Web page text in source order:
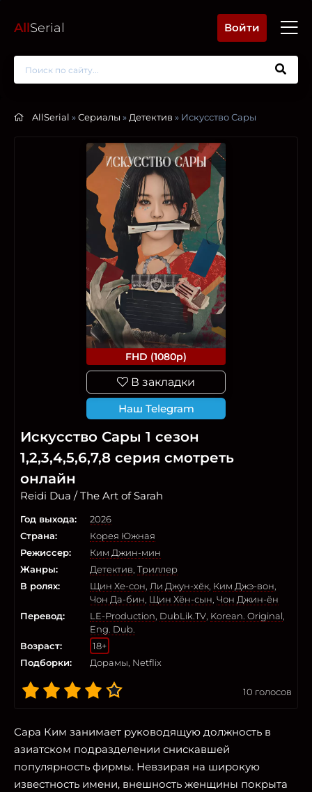
AllSerial Войти
AllSerial »Сериалы » Детектив » Искусство Сары
FHD (1080p)
В закладки
Наш Telegram
Искусство Сары 1 сезон
1,2,3,4,5,6,7,8 серия смотреть
онлайн
Reidi Dua / The Art of Sarah
Год выхода:
2026
Страна:
Корея Южная
Режиссер:
Ким Джин-мин
Жанры:
Детектив Триллер
В ролях:
Щин Хе-сон Ли Джун-хёк Ким Джэ-вон
Чон Да-бин Щин Хён-сын Чон Джин-ён
Перевод:
LE-Production DubLik.TV Korean. Original
Eng. Dub.
Возраст:
18+
Подборки:
Дорамы, Netflix
10 голосов
Сара Ким занимает руководящую должность в
азиатском подразделении снискавшей
популярность фирмы. Невзирая на широкую
известность имени, внешность женщины покрыта